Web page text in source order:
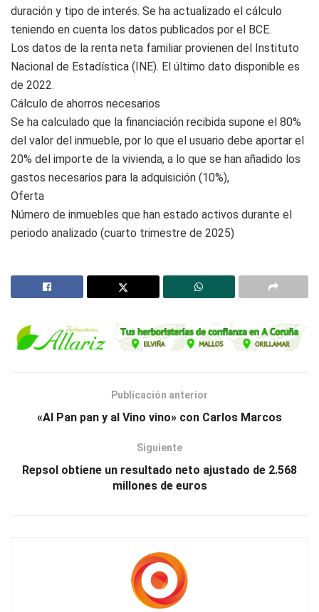
duración y tipo de interés. Se ha actualizado el cálculo
teniendo en cuenta los datos publicados por el BCE.
Los datos de la renta neta familiar provienen del Instituto
Nacional de Estadística (INE). El último dato disponible es
de 2022.
Cálculo de ahorros necesarios
Se ha calculado que la financiación recibida supone el 80%
del valor del inmueble, por lo que el usuario debe aportar el
20% del importe de la vivienda, a lo que se han añadido los
gastos necesarios para la adquisición (10%),
Oferta
Número de inmuebles que han estado activos durante el
periodo analizado (cuarto trimestre de 2025)
Publicación anterior
«Al Pan pan y al Vino vino» con Carlos Marcos
Siguiente
Repsol obtiene un resultado neto ajustado de 2.568
millones de euros